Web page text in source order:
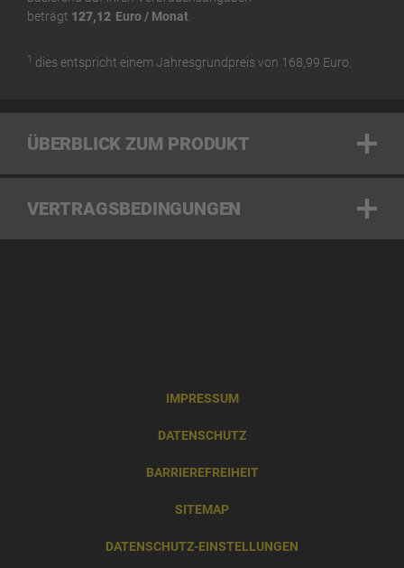
beträgt 127,12 Euro / Monat
1 dies entspricht einem Jahresgrundpreis von 168,99 Euro.
ÜBERBLICK ZUM PRODUKT
VERTRAGSBEDINGUNGEN
IMPRESSUM
DATENSCHUTZ
BARRIEREFREIHEIT
SITEMAP
DATENSCHUTZ-EINSTELLUNGEN